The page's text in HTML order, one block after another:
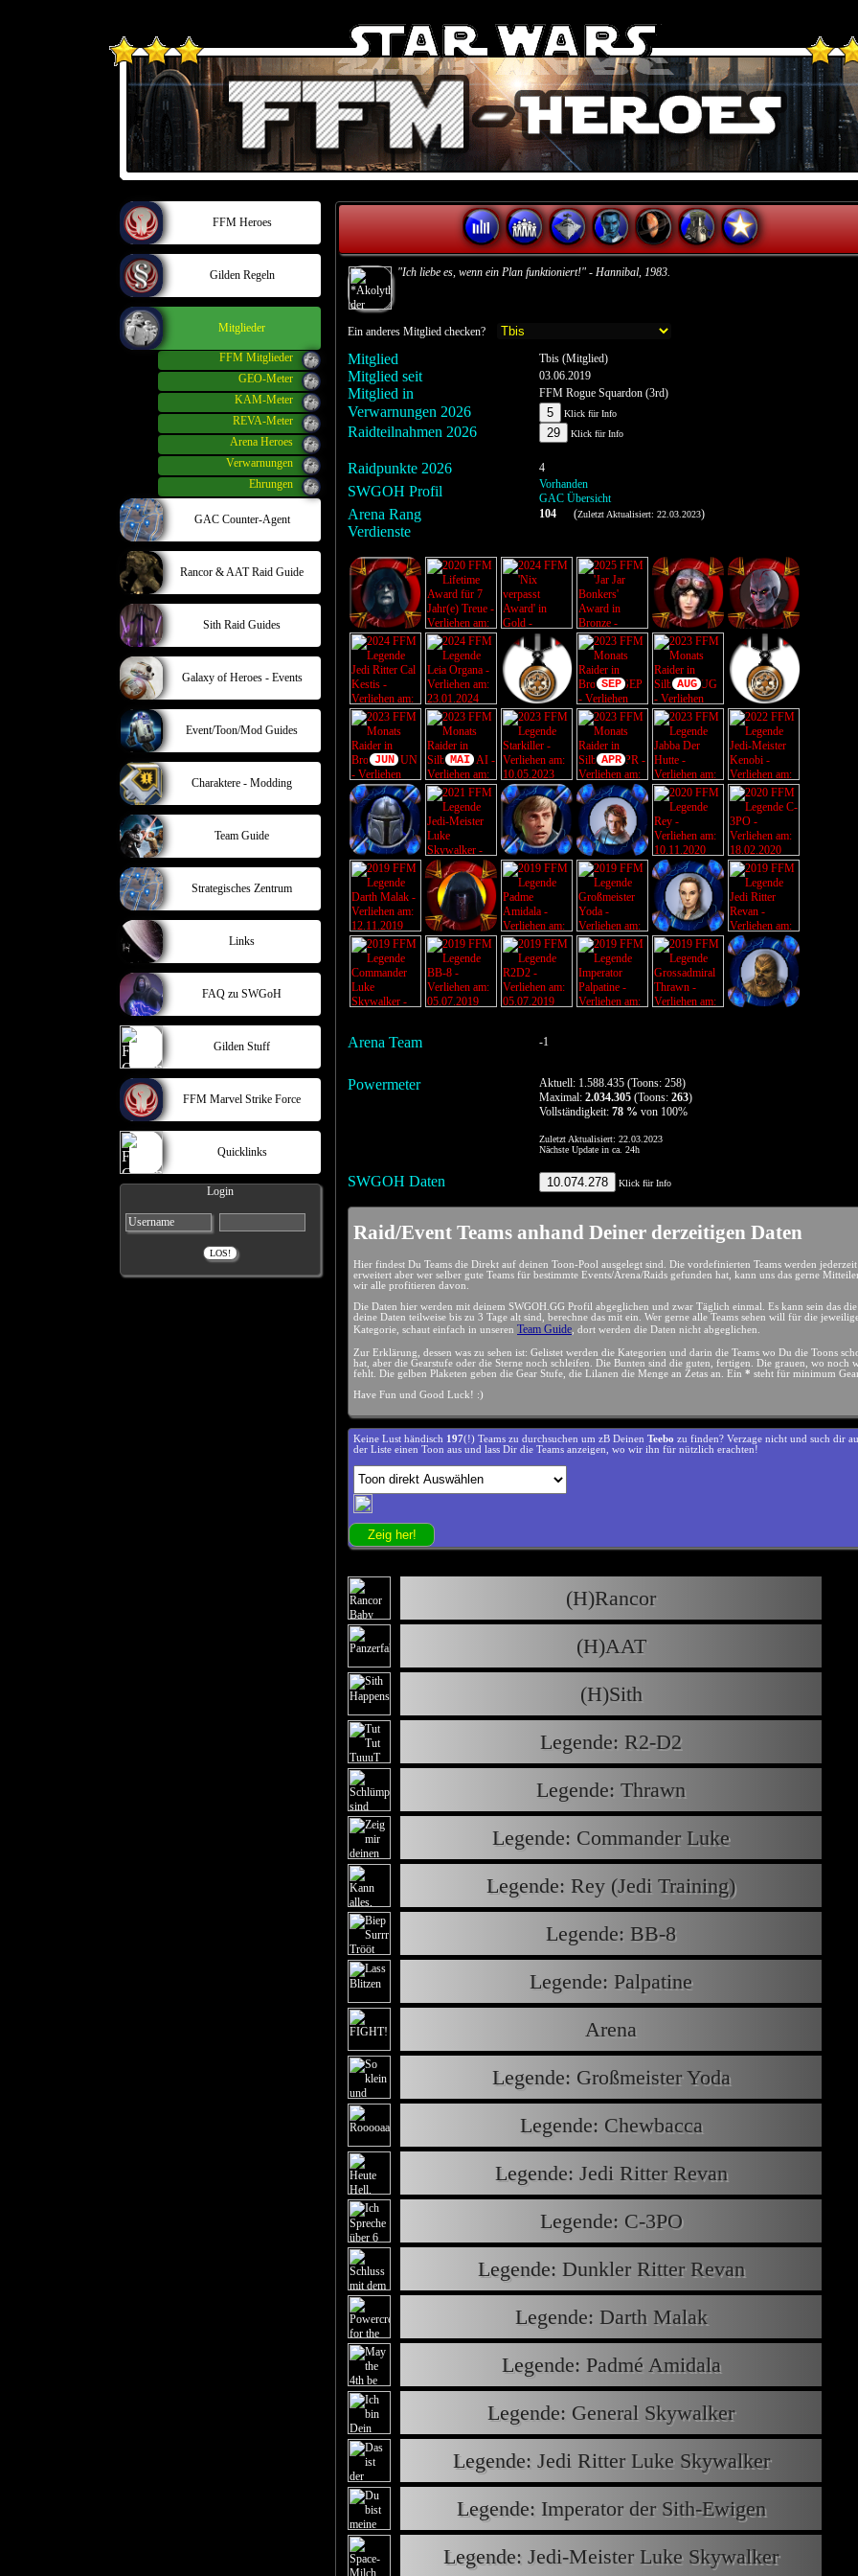
FFM Heroes
Gilden Regeln
Mitglieder
FFM Mitglieder
GEO-Meter
KAM-Meter
REVA-Meter
Arena Heroes
Verwarnungen
Ehrungen
GAC Counter-Agent
Rancor & AAT Raid Guide
Sith Raid Guides
Galaxy of Heroes - Events
Event/Toon/Mod Guides
Charaktere - Modding
Team Guide
Strategisches Zentrum
Links
FAQ zu SWGoH
Gilden Stuff
FFM Marvel Strike Force
Quicklinks
Login
"Ich liebe es, wenn ein Plan funktioniert!" - Hannibal, 1983.
Ein anderes Mitglied checken?
Mitglied Tbis (Mitglied)
Mitglied seit 03.06.2019
Mitglied in FFM Rogue Squardon (3rd)
Verwarnungen 2026 5 Klick für Info
Raidteilnahmen 2026 29 Klick für Info
Raidpunkte 2026 4
SWGOH Profil
Vorhanden
GAC Übersicht
Arena Rang 104 (Zuletzt Aktualisiert: 22.03.2023)
Verdienste
SEP AUG
JUN MAI APR
Arena Team -1
Powermeter
Aktuell: 1.588.435 (Toons: 258)
Maximal: 2.034.305 (Toons: 263)
Vollständigkeit: 78 % von 100%
Zuletzt Aktualisiert: 22.03.2023
Nächste Update in ca. 24h
SWGOH Daten 10.074.278 Klick für Info
Raid/Event Teams anhand Deiner derzeitigen Daten
Hier findest Du Teams die Direkt auf deinen Toon-Pool ausgelegt sind. Die vordefinierten Teams werden jederzeit
erweitert aber wer selber gute Teams für bestimmte Events/Arena/Raids gefunden hat, kann uns das gerne
wir alle profitieren davon.
Die Daten hier werden mit deinem SWGOH.GG Profil abgeglichen und zwar Täglich einmal. Es kann sein das die
deine Daten teilweise bis zu 3 Tage alt sind, berechne das mit ein. Wer gerne alle Teams sehen will für die
Kategorie, schaut einfach in unseren Team Guide , dort werden die Daten nicht abgeglichen.
Zur Erklärung, dessen was zu sehen ist: Gelistet werden die Kategorien und darin die Teams wo Du die Toons
hat, aber die Gearstufe oder die Sterne noch schleifen. Die Bunten sind die guten, fertigen. Die grauen, wo noch
fehlt. Die gelben Plaketen geben die Gear Stufe, die Lilanen die Menge an Zetas an. Ein * steht für minimum
Have Fun und Good Luck! :)
Keine Lust händisch 197(!) Teams zu durchsuchen um zB Deinen Teebo zu finden? Verzage nicht und such dir
der Liste einen Toon aus und lass Dir die Teams anzeigen, wo wir ihn für nützlich erachten!
(H)Rancor
(H)AAT
(H)Sith
Legende: R2-D2
Legende: Thrawn
Legende: Commander Luke
Legende: Rey (Jedi Training)
Legende: BB-8
Legende: Palpatine
Arena
Legende: Großmeister Yoda
Legende: Chewbacca
Legende: Jedi Ritter Revan
Legende: C-3PO
Legende: Dunkler Ritter Revan
Legende: Darth Malak
Legende: Padmé Amidala
Legende: General Skywalker
Legende: Jedi Ritter Luke Skywalker
Legende: Imperator der Sith-Ewigen
Legende: Jedi-Meister Luke Skywalker